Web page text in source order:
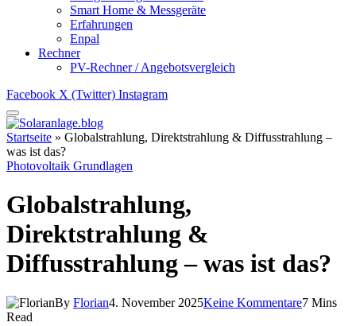
Smart Home & Messgeräte
Erfahrungen
Enpal
Rechner
PV-Rechner / Angebotsvergleich
Facebook X (Twitter) Instagram
Startseite » Globalstrahlung, Direktstrahlung & Diffusstrahlung –
was ist das?
Photovoltaik Grundlagen
Globalstrahlung,
Direktstrahlung &
Diffusstrahlung – was ist das?
By Florian4. November 2025Keine Kommentare7 Mins
Read